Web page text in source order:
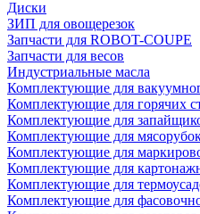
Диски
ЗИП для овощерезок
Запчасти для ROBOT-COUPE
Запчасти для весов
Индустриальные масла
Комплектующие для
Комплектующие для горячих
Комплектующие для
Комплектующие для
Комплектующие для
Комплектующие для
Комплектующие для
Комплектующие для